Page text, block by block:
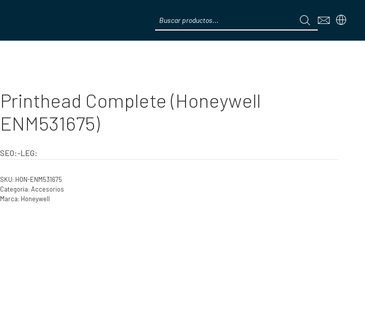
search
Printhead Complete (Honeywell
ENM531675)
SEO:-LEG:
SKU: HON-ENM531675
Categoría: Accesorios
Marca: Honeywell